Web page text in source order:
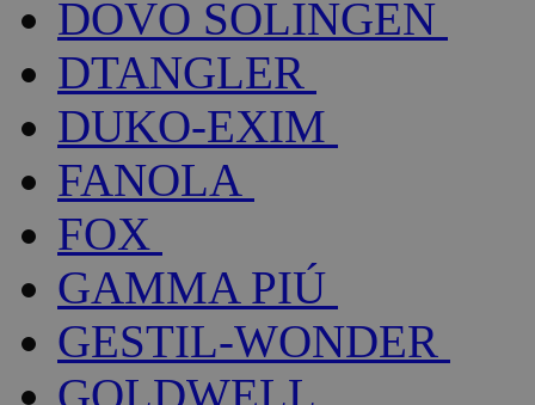
DOVO SOLINGEN
DTANGLER
DUKO-EXIM
FANOLA
FOX
GAMMA PIÚ
GESTIL-WONDER